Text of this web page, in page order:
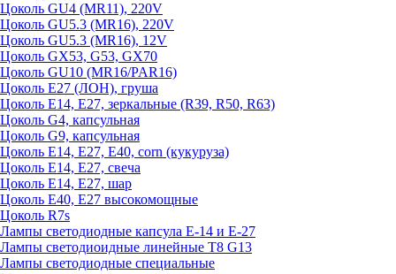
Цоколь GU4 (MR11), 220V
Цоколь GU5.3 (MR16), 220V
Цоколь GU5.3 (MR16), 12V
Цоколь GX53, G53, GX70
Цоколь GU10 (MR16/PAR16)
Цоколь Е27 (ЛОН), груша
Цоколь Е14, Е27, зеркальные (R39, R50, R63)
Цоколь G4, капсульная
Цоколь G9, капсульная
Цоколь Е14, Е27, Е40, corn (кукуруза)
Цоколь Е14, Е27, свеча
Цоколь Е14, Е27, шар
Цоколь Е40, Е27 высокомощные
Цоколь R7s
Лампы светодиодные капсула Е-14 и Е-27
Лампы светодиоидные линейные T8 G13
Лампы светодиодные специальные